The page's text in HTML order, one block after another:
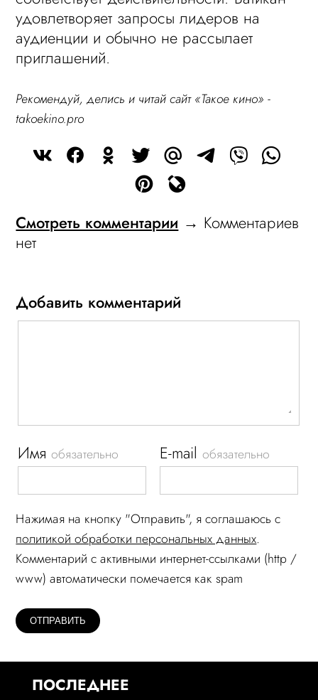
удовлетворяет запросы лидеров на
аудиенции и обычно не рассылает
приглашений.
Рекомендуй, делись и читай сайт «Такое кино» -
takoekino.pro
Смотреть комментарии → Комментариев
нет
Добавить комментарий
Имяобязательно E-mailобязательно
Нажимая на кнопку "Отправить", я соглашаюсь c
политикой обработки персональных данных.
Комментарий c активными интернет-ссылками (http /
www) автоматически помечается как spam
ПОСЛЕДНЕЕ